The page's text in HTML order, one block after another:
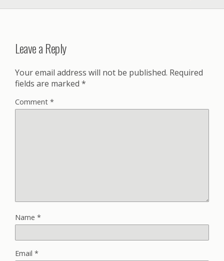
Leave a Reply
Your email address will not be published. Required
fields are marked *
Comment *
Name *
Email *